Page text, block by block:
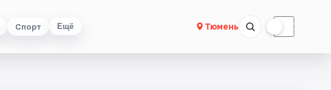
Спорт Ещё Тюмень ☾